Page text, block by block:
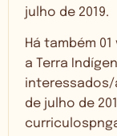
julho de 2019.
Há também
a Terra
interessados/
de julho de